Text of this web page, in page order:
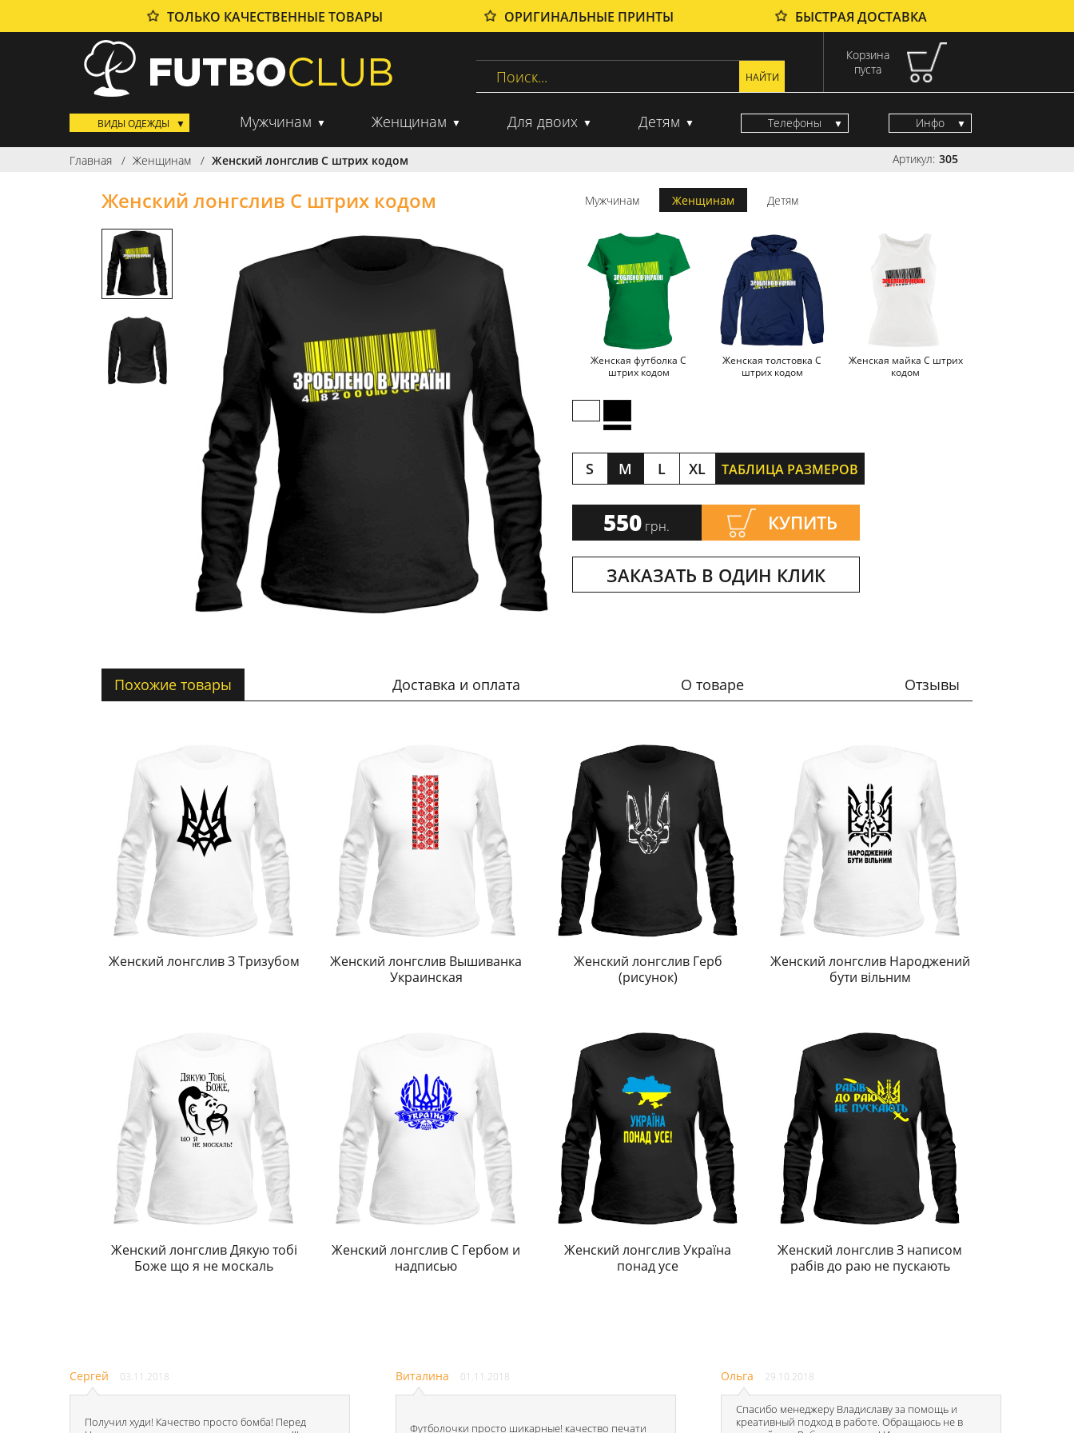
ТОЛЬКО КАЧЕСТВЕННЫЕ ТОВАРЫ ОРИГИНАЛЬНЫЕ ПРИНТЫ БЫСТРАЯ ДОСТАВКА
Корзина
пуста
ВИДЫ ОДЕЖДЫ Мужчинам Женщинам Для двоих Детям Телефоны Инфо
Главная Женщинам Женский лонгслив С штрих кодом Артикул: 305
Женский лонгслив С штрих кодом Мужчинам Женщинам Детям
Женская футболка С
штрих кодом
Женская толстовка С
штрих кодом
Женская майка С штрих
кодом
S M L XL ТАБЛИЦА РАЗМЕРОВ
550 грн. КУПИТЬ
ЗАКАЗАТЬ В ОДИН КЛИК
Похожие товары Доставка и оплата О товаре Отзывы
Женский лонгслив З Тризубом
Женский лонгслив Вышиванка
Украинская
Женский лонгслив Герб
(рисунок)
Женский лонгслив Народжений
бути вільним
Женский лонгслив Дякую тобі
Боже що я не москаль
Женский лонгслив С Гербом и
надписью
Женский лонгслив Україна
понад усе
Женский лонгслив З написом
рабів до раю не пускають
Сергей 03.11.2018
Получил худи! Качество просто бомба! Перед
Виталина 01.11.2018
Футболочки просто шикарные! качество печати
Ольга 29.10.2018
Спасибо менеджеру Владиславу за помощь и
креативный подход в работе. Обращаюсь не в